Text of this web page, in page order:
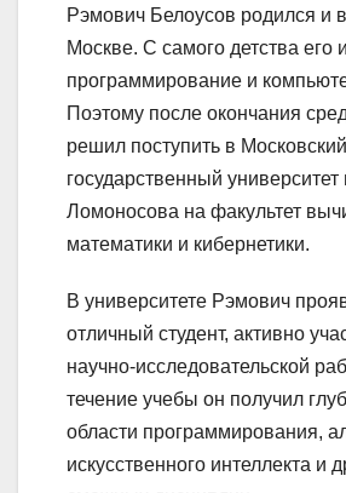
Рэмович Белоусов родился и
Москве. С самого детства его
программирование и
Поэтому после окончания
решил поступить в Московский
государственный
Ломоносова на факультет
математики и кибернетики.
В университете Рэмович
отличный студент, активно
научно-исследовательской
течение учебы он получил
области программирования,
искусственного интеллекта и